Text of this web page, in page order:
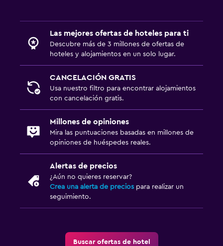
Las mejores ofertas de hoteles para ti
Descubre más de 3 millones de ofertas de
hoteles y alojamientos en un solo lugar.
CANCELACIÓN GRATIS
Usa nuestro filtro para encontrar alojamientos
con cancelación gratis.
Millones de opiniones
Mira las puntuaciones basadas en millones de
opiniones de huéspedes reales.
Alertas de precios
¿Aún no quieres reservar?
Crea una alerta de precios para realizar un
seguimiento.
Buscar ofertas de hotel